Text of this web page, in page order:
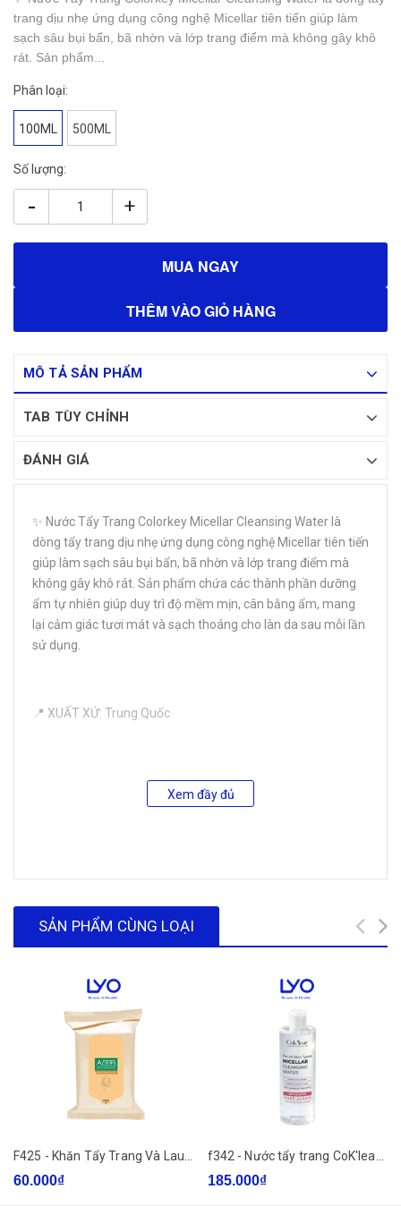
trang dịu nhẹ ứng dụng công nghệ Micellar tiên tiến giúp làm
sạch sâu bụi bẩn, bã nhờn và lớp trang điểm mà không gây khô
rát. Sản phẩm...
Phân loại:
100ML 500ML
Số lượng:
- +
MUA NGAY
THÊM VÀO GIỎ HÀNG
MÔ TẢ SẢN PHẨM
TAB TÙY CHỈNH
ĐÁNH GIÁ
✨ Nước Tẩy Trang Colorkey Micellar Cleansing Water là
dòng tẩy trang dịu nhẹ ứng dụng công nghệ Micellar tiên tiến
giúp làm sạch sâu bụi bẩn, bã nhờn và lớp trang điểm mà
không gây khô rát. Sản phẩm chứa các thành phần dưỡng
ẩm tự nhiên giúp duy trì độ mềm mịn, cân bằng ẩm, mang
lại cảm giác tươi mát và sạch thoáng cho làn da sau mỗi lần
sử dụng.
📍 XUẤT XỨ: Trung Quốc
🌟 CÔNG DỤNG NỔI BẬT
Làm dịu da, giúp da sạch thoáng và tươi sáng tự nhiên.
Phù hợp cho mọi loại da, kể cả da nhạy cảm.
📌 HƯỚNG DẪN SỬ DỤNG
Thấm nước tẩy trang vào bông cotton.
Lau nhẹ nhàng khắp mặt, môi và vùng mắt cho đến khi sạch
hoàn toàn.
Có thể dùng hàng ngày sáng và tối để làm sạch da tối ưu.
Xem đầy đủ
SẢN PHẨM CÙNG LOẠI
60.000₫ 185.000₫